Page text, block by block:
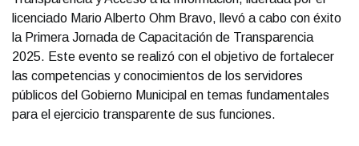
licenciado Mario Alberto Ohm Bravo, llevó a cabo con éxito
la Primera Jornada de Capacitación de Transparencia
2025. Este evento se realizó con el objetivo de fortalecer
las competencias y conocimientos de los servidores
públicos del Gobierno Municipal en temas fundamentales
para el ejercicio transparente de sus funciones.